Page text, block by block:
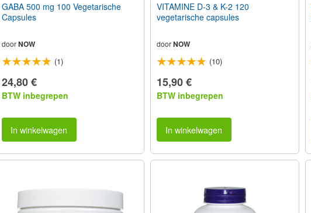
GABA 500 mg 100 Vegetarische
Capsules
doorNOW
(1)
24,80 €
BTW inbegrepen
In winkelwagen
VITAMINE D-3 & K-2 120
vegetarische capsules
doorNOW
(10)
15,90 €
BTW inbegrepen
In winkelwagen